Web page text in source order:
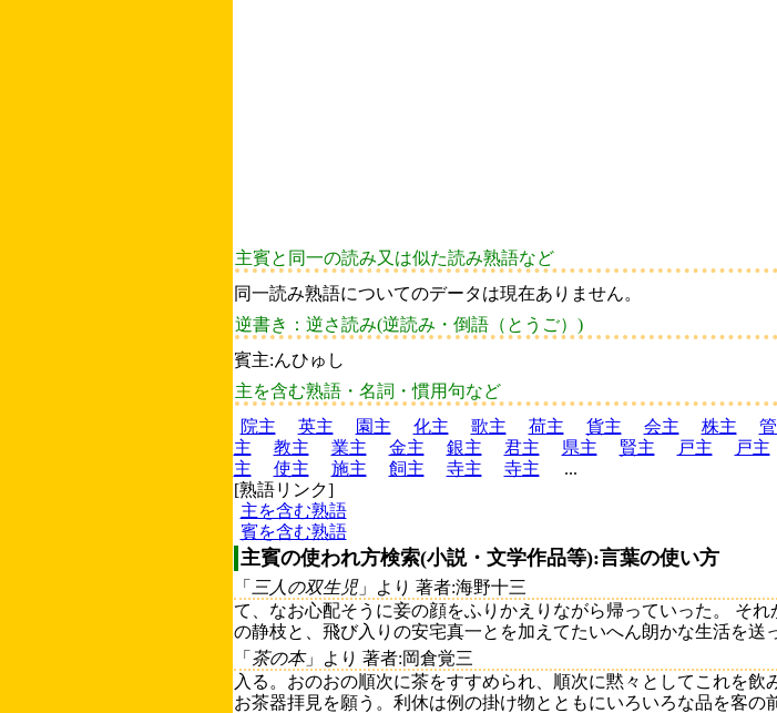
主賓と同一の読み又は似た読み熟語など
同一読み熟語についてのデータは現在ありません。
逆書き：逆さ読み(逆読み・倒語（とうご）)
賓主:んひゅし
主を含む熟語・名詞・慣用句など
院主
英主 園主 化主 歌主 荷主 貨主 会主 株主
主
教主 業主 金主 銀主 君主 県主 賢主 戸主 戸主
主
使主 施主 飼主 寺主 寺主
...
[熟語リンク]
主を含む熟語
賓を含む熟語
主賓の使われ方検索(小説・文学作品等):言葉の使い方
「 三人の双生児」より 著者:海野十三
て、なお心配そうに妾の顔をふりかえりながら帰っていった。 そ
の静枝と、飛び入りの安宅真一とを加えてたいへん朗かな生活を送
「 茶の本」より 著者:岡倉覚三
入る。おのおの順次に茶をすすめられ、順次に黙々としてこれを飲
お茶器拝見を願う。利休は例の掛け物とともにいろいろな品を客の